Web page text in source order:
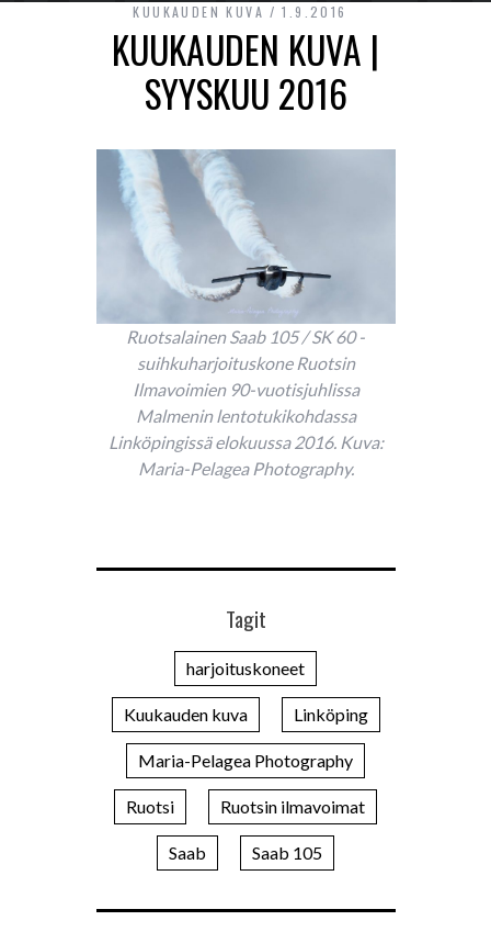
KUUKAUDEN KUVA 1.9.2016
KUUKAUDEN KUVA |
SYYSKUU 2016
Ruotsalainen Saab 105 / SK 60 -
suihkuharjoituskone Ruotsin
Ilmavoimien 90-vuotisjuhlissa
Malmenin lentotukikohdassa
Linköpingissä elokuussa 2016. Kuva:
Maria-Pelagea Photography.
Tagit
harjoituskoneet
Kuukauden kuva Linköping
Maria-Pelagea Photography
Ruotsi Ruotsin ilmavoimat
Saab Saab 105